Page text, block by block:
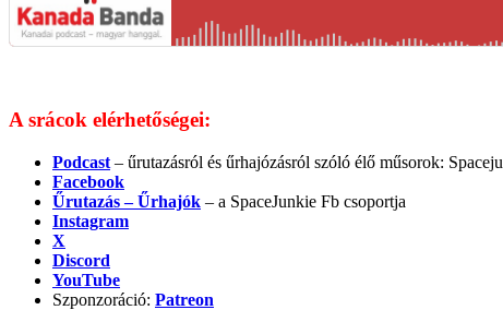
A srácok elérhetőségei:
Podcast – űrutazásról és űrhajózásról szóló élő műsorok:
Facebook
Űrutazás – Űrhajók – a SpaceJunkie Fb csoportja
Instagram
X
Discord
YouTube
Szponzoráció: Patreon